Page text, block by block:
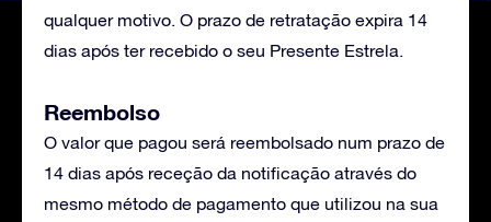
qualquer motivo. O prazo de retratação expira 14
dias após ter recebido o seu Presente Estrela.
Reembolso
O valor que pagou será reembolsado num prazo de
14 dias após receção da notificação através do
mesmo método de pagamento que utilizou na sua